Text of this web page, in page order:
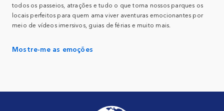
todos os passeios, atrações e tudo o que torna nossos parques os
locais perfeitos para quem ama viver aventuras emocionantes por
meio de vídeos imersivos, guias de férias e muito mais.
Mostre-me as emoções